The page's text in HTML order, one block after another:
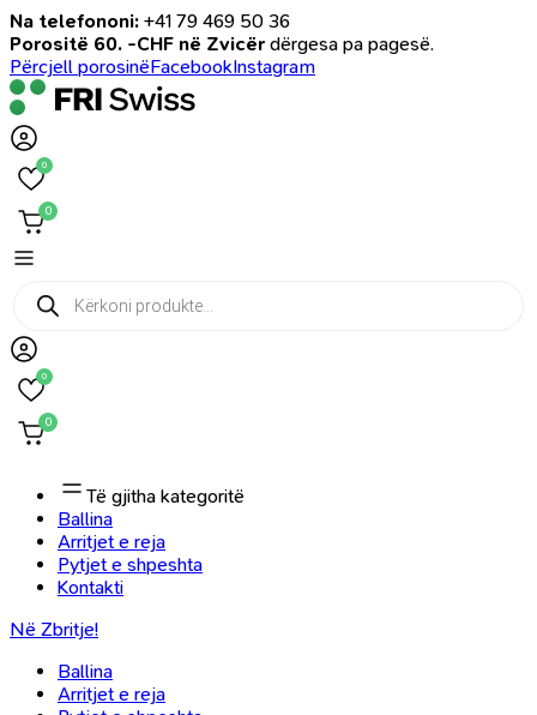
Na telefononi: +41 79 469 50 36
Porositë 60. -CHF në Zvicër dërgesa pa pagesë.
Përcjell porosinëFacebookInstagram
0
0
Products
search
0
0
Të gjitha kategoritë
Ballina
Arritjet e reja
Pytjet e shpeshta
Kontakti
Në Zbritje!
Ballina
Arritjet e reja